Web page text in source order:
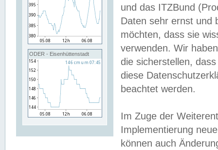
ODER - Eisenhüttenstadt
und das ITZBund
Daten sehr ernst und
möchten, dass sie
verwenden. Wir
die sicherstellen,
diese
beachtet werden.
Im Zuge der
Implementierung
können auch